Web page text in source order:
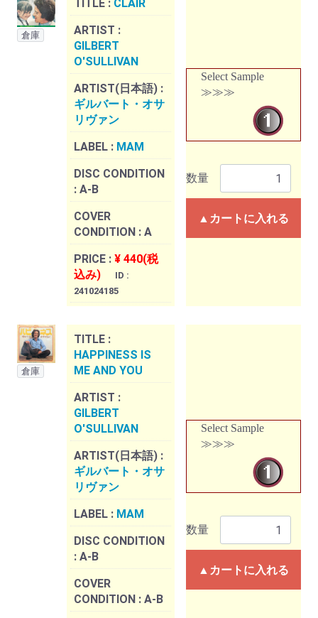
倉庫
TITLE : CLAIR
ARTIST :
GILBERT
O'SULLIVAN
ARTIST(日本語) :
ギルバート・オサ
リヴァン
LABEL : MAM
DISC CONDITION
: A-B
COVER
CONDITION : A
PRICE : ¥ 440(税
込み)
ID :
241024185
Select Sample
≫≫≫
数量
▲カートに入れる
倉庫
TITLE :
HAPPINESS IS
ME AND YOU
ARTIST :
GILBERT
O'SULLIVAN
ARTIST(日本語) :
ギルバート・オサ
リヴァン
LABEL : MAM
DISC CONDITION
: A-B
COVER
CONDITION : A-B
Select Sample
≫≫≫
数量
▲カートに入れる